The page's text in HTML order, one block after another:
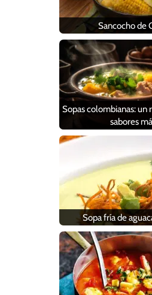
Sancocho de
Sopas colombianas: un
sabores
Sopa fría de